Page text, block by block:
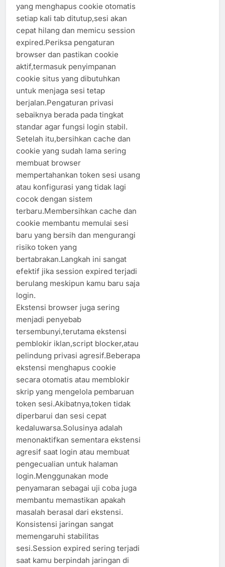
yang menghapus cookie otomatis
setiap kali tab ditutup,sesi akan
cepat hilang dan memicu session
expired.Periksa pengaturan
browser dan pastikan cookie
aktif,termasuk penyimpanan
cookie situs yang dibutuhkan
untuk menjaga sesi tetap
berjalan.Pengaturan privasi
sebaiknya berada pada tingkat
standar agar fungsi login stabil.
Setelah itu,bersihkan cache dan
cookie yang sudah lama sering
membuat browser
mempertahankan token sesi usang
atau konfigurasi yang tidak lagi
cocok dengan sistem
terbaru.Membersihkan cache dan
cookie membantu memulai sesi
baru yang bersih dan mengurangi
risiko token yang
bertabrakan.Langkah ini sangat
efektif jika session expired terjadi
berulang meskipun kamu baru saja
login.
Ekstensi browser juga sering
menjadi penyebab
tersembunyi,terutama ekstensi
pemblokir iklan,script blocker,atau
pelindung privasi agresif.Beberapa
ekstensi menghapus cookie
secara otomatis atau memblokir
skrip yang mengelola pembaruan
token sesi.Akibatnya,token tidak
diperbarui dan sesi cepat
kedaluwarsa.Solusinya adalah
menonaktifkan sementara ekstensi
agresif saat login atau membuat
pengecualian untuk halaman
login.Menggunakan mode
penyamaran sebagai uji coba juga
membantu memastikan apakah
masalah berasal dari ekstensi.
Konsistensi jaringan sangat
memengaruhi stabilitas
sesi.Session expired sering terjadi
saat kamu berpindah jaringan di